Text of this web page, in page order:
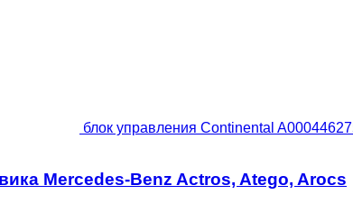
блок управления Continental
Mercedes-Benz Actros, Atego, Arocs